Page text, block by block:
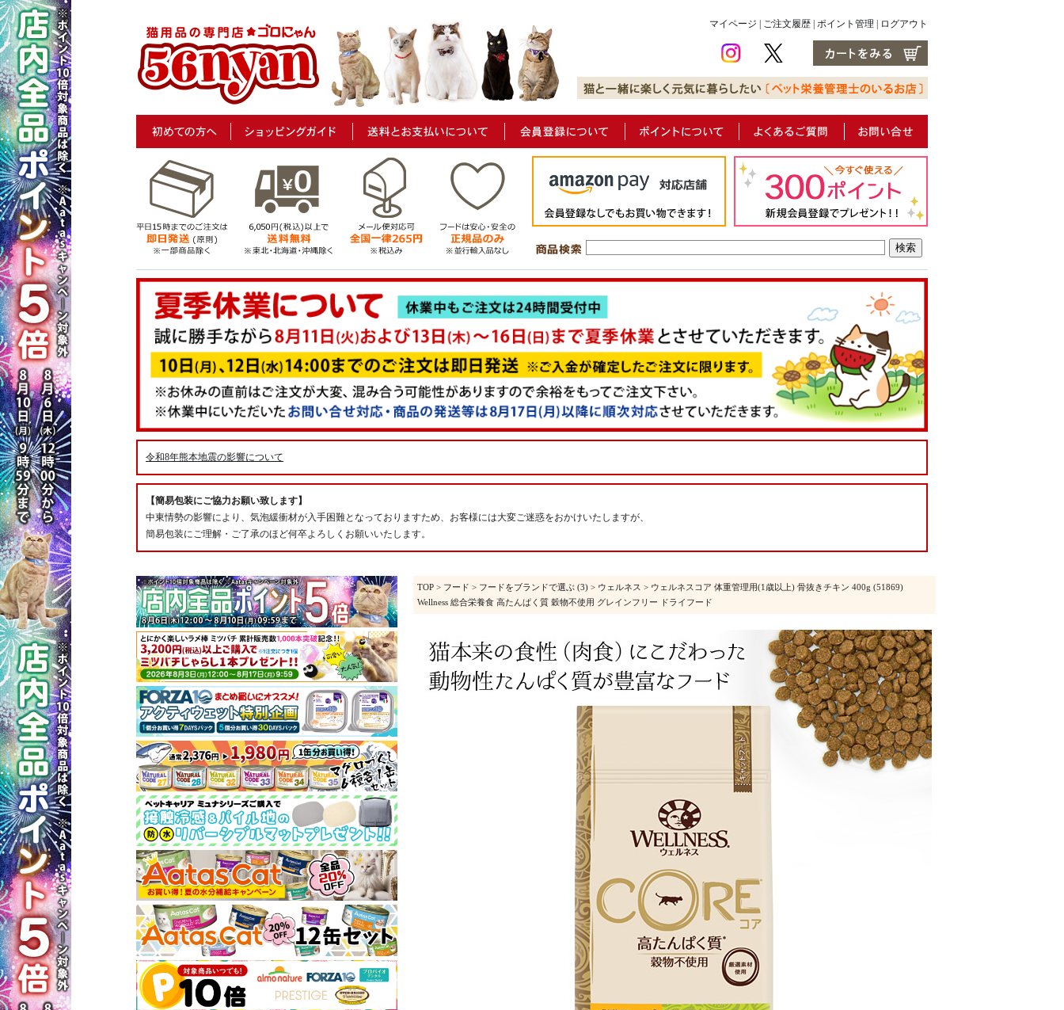
マイページ ご注文履歴 ポイント管理 ログアウト
令和8年熊本地震の影響について
【簡易包装にご協力お願い致します】
中東情勢の影響により、気泡緩衝材が入手困難となっておりますため、お客様には大変ご迷惑をおかけいたしますが、
簡易包装にご理解・ご了承のほど何卒よろしくお願いいたします。
TOP > フード > フードをブランドで選ぶ (3) > ウェルネス > ウェルネスコア 体重管理用(1歳以上) 骨抜きチキン 400g (51869)
Wellness 総合栄養食 高たんぱく質 穀物不使用 グレインフリー ドライフード